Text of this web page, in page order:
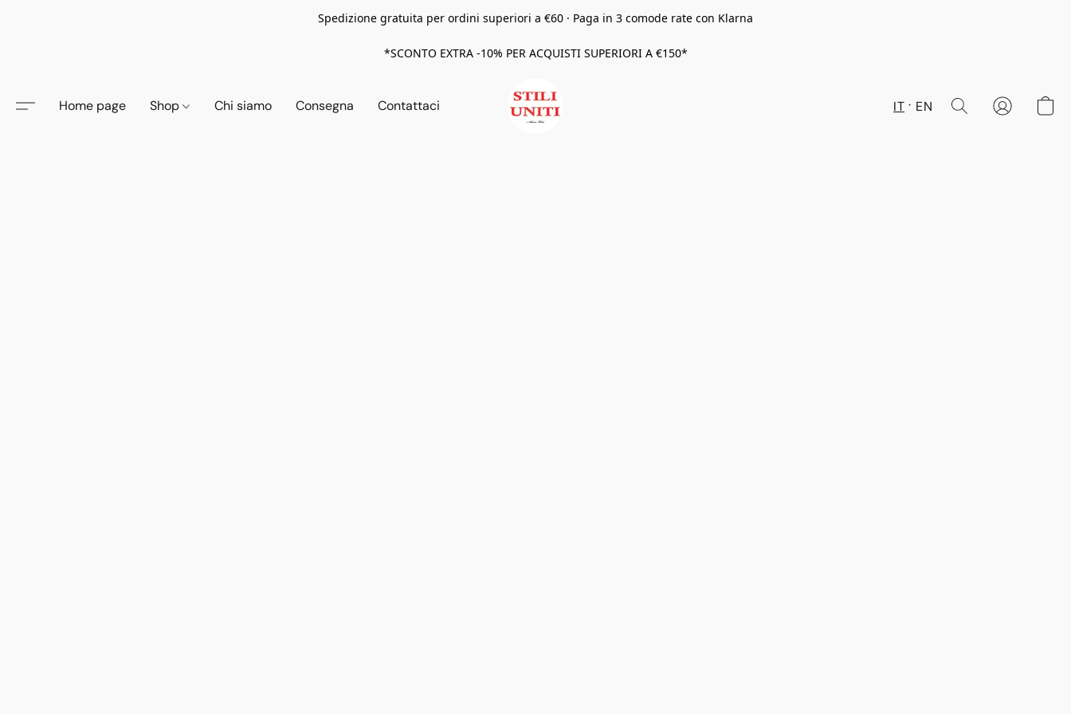
Spedizione gratuita per ordini superiori a €60 · Paga in 3 comode rate con Klarna
*SCONTO EXTRA -10% PER ACQUISTI SUPERIORI A €150*
Home page Shop Chi siamo Consegna Contattaci IT EN